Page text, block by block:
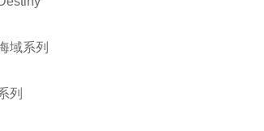
域系列
列